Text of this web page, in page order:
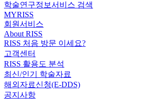
학술연구정보서비스 검색
MYRISS
회원서비스
About RISS
RISS 처음 방문 이세요?
고객센터
RISS 활용도 분석
최신/인기 학술자료
해외자료신청(E-DDS)
공지사항